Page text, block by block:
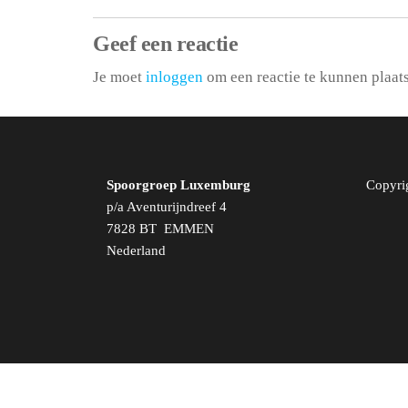
Geef een reactie
Je moet inloggen om een reactie te kunnen
Spoorgroep Luxemburg
p/a Aventurijndreef 4
7828 BT EMMEN
Nederland